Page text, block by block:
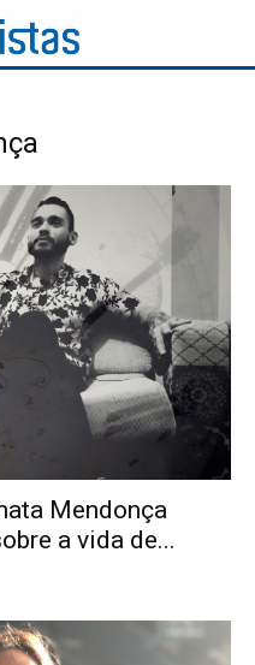
Mendonça
a vida de...